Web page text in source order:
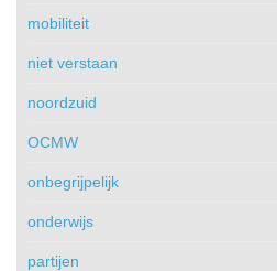
mobiliteit
niet verstaan
noordzuid
OCMW
onbegrijpelijk
onderwijs
partijen